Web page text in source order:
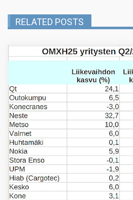
RELATED POSTS